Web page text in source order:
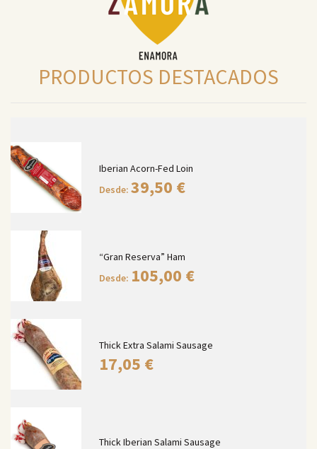
PRODUCTOS DESTACADOS
Iberian Acorn-Fed Loin
Desde: 39,50 €
“Gran Reserva” Ham
Desde: 105,00 €
Thick Extra Salami Sausage
17,05 €
Thick Iberian Salami Sausage